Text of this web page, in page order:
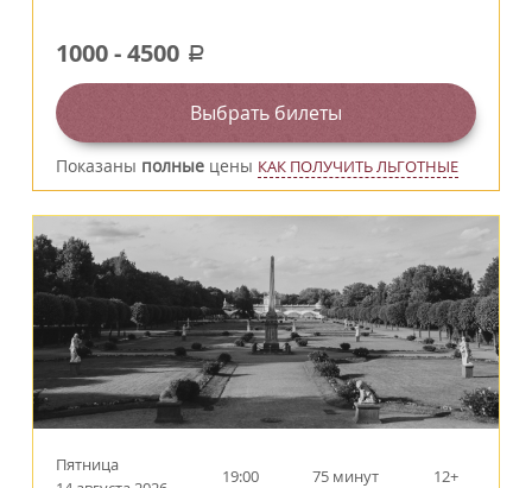
1000-4500 a
Выбрать билеты
Показаны полные цены КАК ПОЛУЧИТЬ ЛЬГОТНЫЕ
Пятница
19:00 75 минут 12+